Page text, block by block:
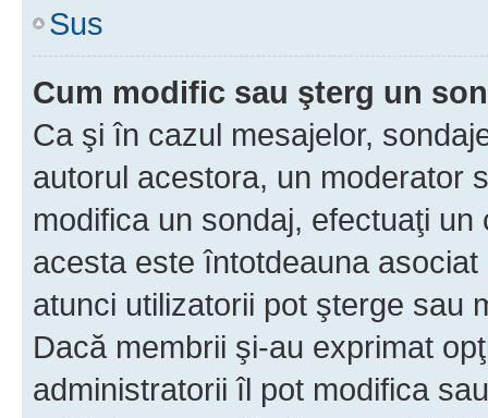
Sus
Cum modific sau şterg un
Ca şi în cazul mesajelor,
autorul acestora, un moderator
modifica un sondaj, efectuaţi
acesta este întotdeauna
atunci utilizatorii pot şterge sau
Dacă membrii şi-au exprimat
administratorii îl pot modifica